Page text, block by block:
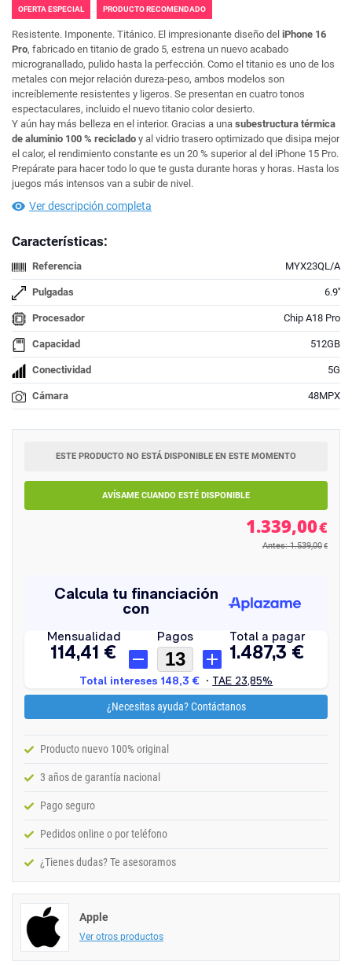
OFERTA ESPECIAL PRODUCTO RECOMENDADO
Resistente. Imponente. Titánico. El impresio­nante diseño del iPhone 16
Pro, fabricado en titanio de grado 5, estrena un nuevo acabado
microgranallado, pulido hasta la perfección. Como el titanio es uno de los
metales con mejor relación dureza-peso, ambos modelos son
increíblemente resistentes y ligeros. Se presentan en cuatro tonos
espectaculares, incluido el nuevo titanio color desierto.
Y aún hay más belleza en el interior. Gracias a una subestructura térmica
de aluminio 100 % reciclado y al vidrio trasero optimizado que disipa mejor
el calor, el rendimiento constante es un 20 % superior al del iPhone 15 Pro.
Prepárate para hacer todo lo que te gusta durante horas y horas. Hasta los
juegos más intensos van a subir de nivel.
Ver descripción completa
Características:
Referencia MYX23QL/A
Pulgadas 6.9''
Procesador Chip A18 Pro
Capacidad 512GB
Conectividad 5G
Cámara 48MPX
ESTE PRODUCTO NO ESTÁ DISPONIBLE EN ESTE MOMENTO
AVÍSAME CUANDO ESTÉ DISPONIBLE
1.339,00€
Antes: 1.539,00 €
¿Necesitas ayuda? Contáctanos
Producto nuevo 100% original
3 años de garantía nacional
Pago seguro
Pedidos online o por teléfono
¿Tienes dudas? Te asesoramos
Apple
Ver otros productos